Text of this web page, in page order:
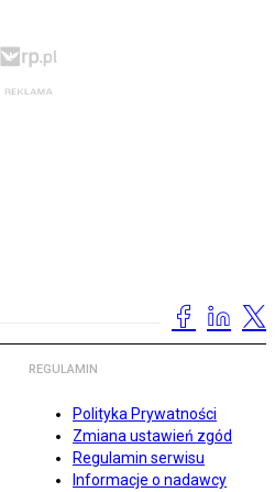
REGULAMIN
Polityka Prywatności
Zmiana ustawień zgód
Regulamin serwisu
Informacje o nadawcy